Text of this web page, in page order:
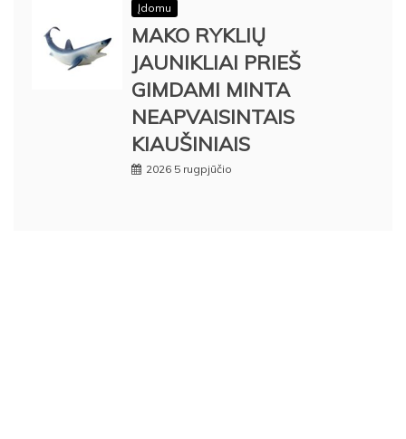
Įdomu
MAKO RYKLIŲ
JAUNIKLIAI PRIEŠ
GIMDAMI MINTA
NEAPVAISINTAIS
KIAUŠINIAIS
2026 5 rugpjūčio